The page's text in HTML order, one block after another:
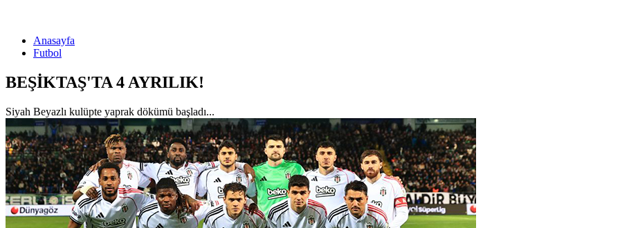
Anasayfa
Futbol
BEŞİKTAŞ'TA 4 AYRILIK!
Siyah Beyazlı kulüpte yaprak dökümü başladı...